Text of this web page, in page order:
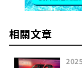
相關文章